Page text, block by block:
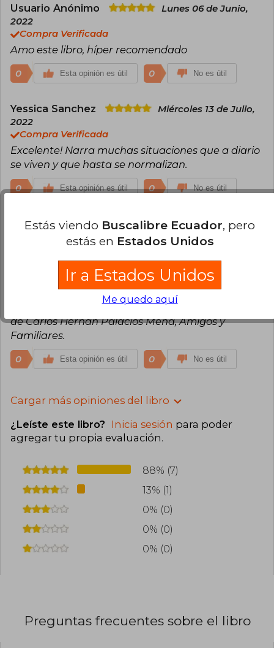
Usuario Anónimo
Lunes 06 de Junio,
2022
Compra Verificada
Amo este libro, híper recomendado
0 Esta opinión es útil 0 No es útil
Yessica Sanchez
Miércoles 13 de Julio,
2022
Compra Verificada
Excelente! Narra muchas situaciones que a diario
se viven y que hasta se normalizan.
0 Esta opinión es útil 0 No es útil
Carlos Palacios
Martes 06 de
Septiembre, 2022
Excelentes aportes de Reflexión para todas las
comunidades Étnicas... Felicitaciones a Liliana
Valencia y Flia. Definitivamente tenemos que
Aprender a Desaprender muchas cosas.... Saludos
de Carlos Hernan Palacios Mena, Amigos y
Familiares.
0 Esta opinión es útil 0 No es útil
Cargar más opiniones del libro
¿Leíste este libro? Inicia sesión para poder
agregar tu propia evaluación.
88% (7)
13% (1)
0% (0)
0% (0)
0% (0)
Preguntas frecuentes sobre el libro
Estás viendo Buscalibre Ecuador, pero
estás en Estados Unidos
Ir a Estados Unidos
Me quedo aquí